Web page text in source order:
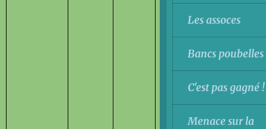
Les assoces
Bancs poubelles
C'est pas gagné !
Menace sur la